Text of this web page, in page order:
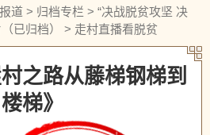
道 > 归档专栏 > “决战脱贫攻坚 决
已归档）
> 走村直播看脱贫
村之路从藤梯钢梯到
楼梯》